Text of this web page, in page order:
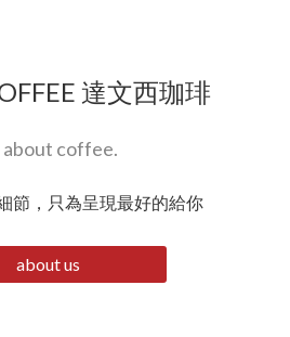
達文西珈琲
about coffee.
節，只為呈現最好的給你
about us